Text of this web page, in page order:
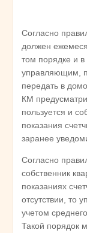
Согласно
должен
том порядке и в
управляющим,
передать в
КМ
пользуется и
показания
заранее
Согласно
собственник
показаниях
отсутствии, то
учетом
Такой порядок